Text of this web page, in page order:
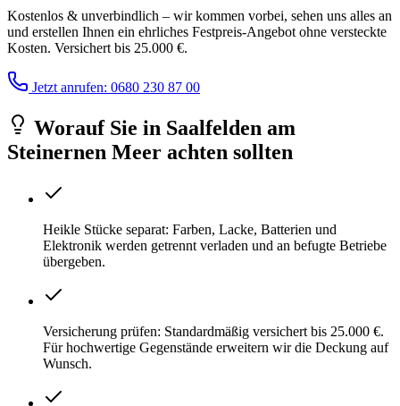
Kostenlos & unverbindlich – wir kommen vorbei, sehen uns alles an
und erstellen Ihnen ein ehrliches Festpreis-Angebot ohne versteckte
Kosten. Versichert bis 25.000 €.
Jetzt anrufen: 0680 230 87 00
Worauf Sie in Saalfelden am
Steinernen Meer achten sollten
Heikle Stücke separat: Farben, Lacke, Batterien und
Elektronik werden getrennt verladen und an befugte Betriebe
übergeben.
Versicherung prüfen: Standardmäßig versichert bis 25.000 €.
Für hochwertige Gegenstände erweitern wir die Deckung auf
Wunsch.